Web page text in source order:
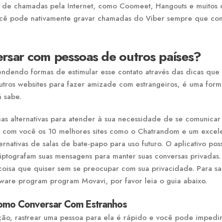
chamadas pela Internet, como Coomeet, Hangouts e muitos
pode nativamente gravar chamadas do Viber sempre que
com pessoas de outros países?
formas de estimular esse contato através das dicas que
websites para fazer amizade com estrangeiros, é uma
alternativas para atender à sua necessidade de se
você os 10 melhores sites como o Chatrandom e um
de salas de bate-papo para uso futuro. O aplicativo
suas mensagens para manter suas conversas privadas.
que quiser sem se preocupar com sua privacidade. Para
program program Movavi, por favor leia o guia abaixo.
Conversar Com Estranhos
rastrear uma pessoa para ela é rápido e você pode